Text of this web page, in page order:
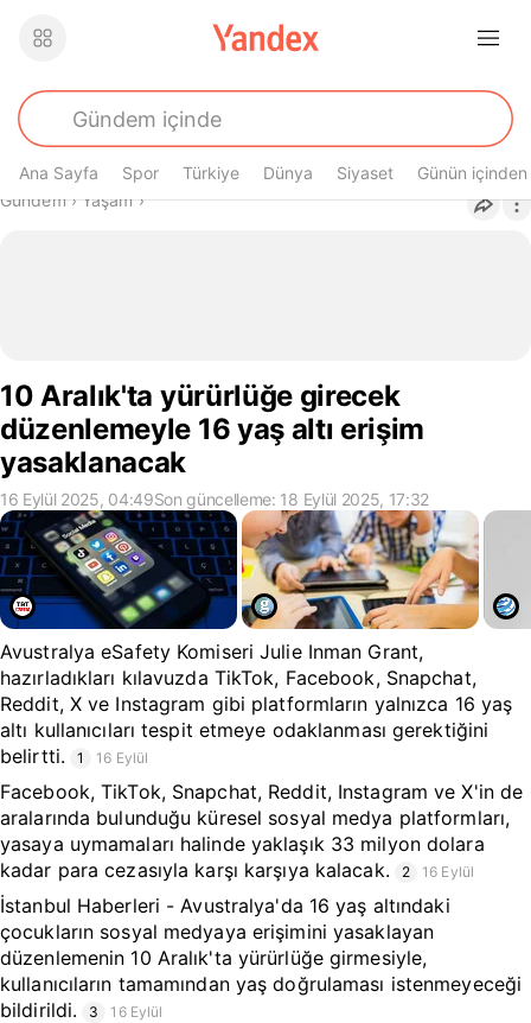
Ana Sayfa Spor Türkiye Dünya Siyaset Günün içinden
Buradasın
Gündem› Yaşam›
10 Aralık'ta yürürlüğe girecek
düzenlemeyle 16 yaş altı erişim
yasaklanacak
16 Eylül 2025, 04:49Son güncelleme: 18 Eylül 2025, 17:32
Avustralya eSafety Komiseri Julie Inman Grant,
hazırladıkları kılavuzda TikTok, Facebook, Snapchat,
Reddit, X ve Instagram gibi platformların yalnızca 16 yaş
altı kullanıcıları tespit etmeye odaklanması gerektiğini
belirtti.
1 16 Eylül
Facebook, TikTok, Snapchat, Reddit, Instagram ve X'in de
aralarında bulunduğu küresel sosyal medya platformları,
yasaya uymamaları halinde yaklaşık 33 milyon dolara
kadar para cezasıyla karşı karşıya kalacak.
2 16 Eylül
İstanbul Haberleri - Avustralya'da 16 yaş altındaki
çocukların sosyal medyaya erişimini yasaklayan
düzenlemenin 10 Aralık'ta yürürlüğe girmesiyle,
kullanıcıların tamamından yaş doğrulaması istenmeyeceği
bildirildi.
3 16 Eylül